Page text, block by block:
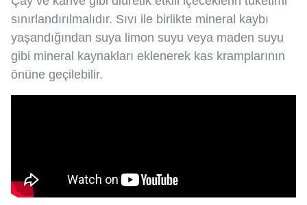
sınırlandırılmalıdır. Sıvı ile birlikte mineral kaybı
yaşandığından suya limon suyu veya maden suyu
gibi mineral kaynakları eklenerek kas kramplarının
önüne geçilebilir.